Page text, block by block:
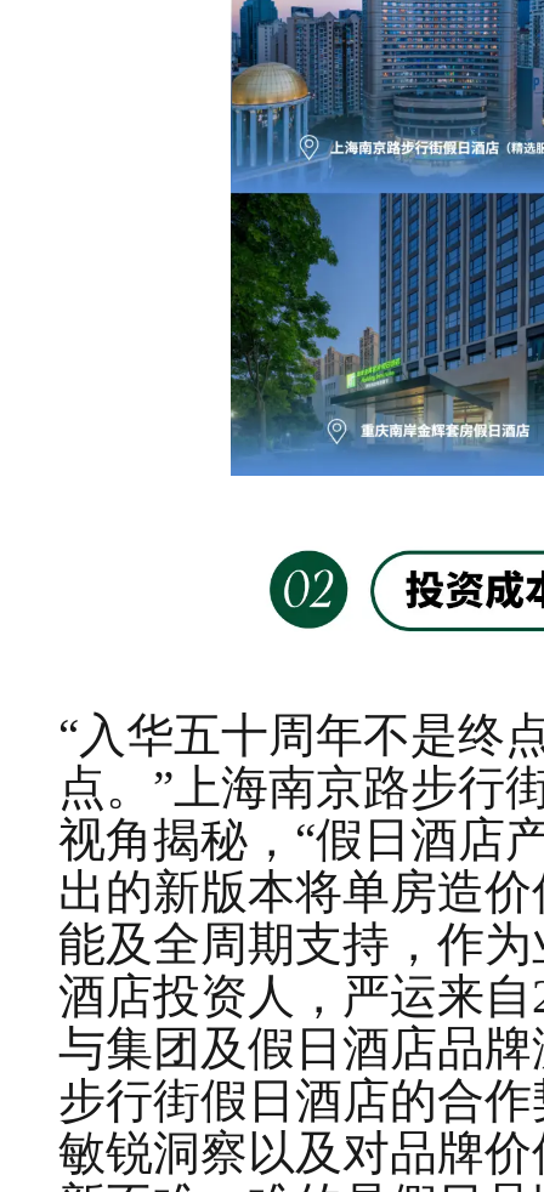
“入华五十周年不是终
点。”上海南京路步行
视角揭秘，“假日酒店
出的新版本将单房造
能及全周期支持，作
酒店投资人，严运来
与集团及假日酒店品
步行街假日酒店的合
敏锐洞察以及对品牌